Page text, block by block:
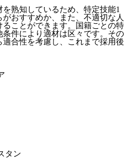
熟知しているため、特定技能1
おすすめか、また、不適切な人
ことができます。国籍ごとの特
件により適材は区々です。その
合性を考慮し、これまで採用後
タン